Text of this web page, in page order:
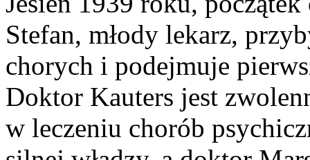
Stefan, młody lekarz,
chorych i podejmuje
Doktor Kauters jest
w leczeniu chorób